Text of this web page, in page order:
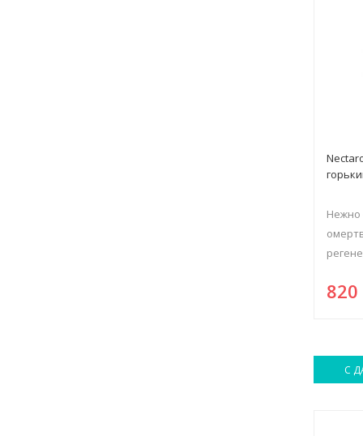
Нежно
820
С